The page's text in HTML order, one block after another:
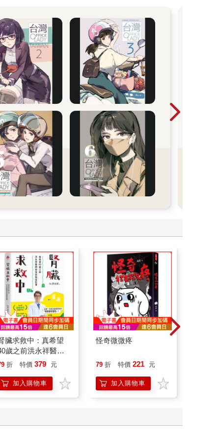
臟求救中：真希望
歲之前洪永祥醫師
告訴我這些事
折 特價 379 元
加入購物車
怪奇微微疼
79 折 特價 221 元
加入購物車